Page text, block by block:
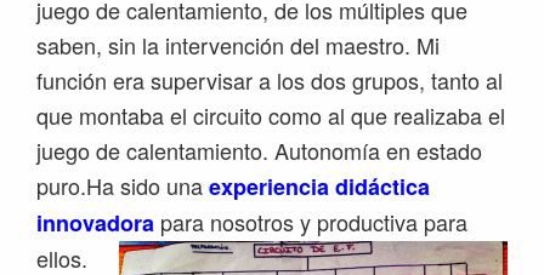
juego de calentamiento, de los múltiples que
saben, sin la intervención del maestro. Mi
función era supervisar a los dos grupos, tanto al
que montaba el circuito como al que realizaba el
juego de calentamiento. Autonomía en estado
puro.Ha sido unaexperiencia didáctica
innovadora para nosotros y productiva para
ellos.